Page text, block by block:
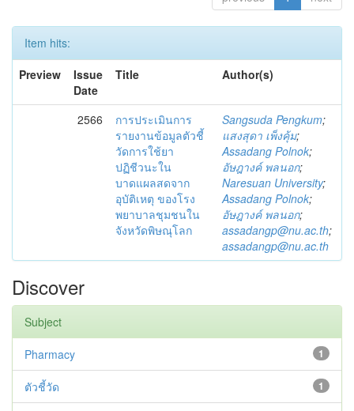
Item hits:
Preview
Issue
Date
Title Author(s)
2566
การประเมินการ
รายงานข้อมูลตัวชี้
วัดการใช้ยา
ปฏิชีวนะใน
บาดแผลสดจาก
อุบัติเหตุ ของโรง
พยาบาลชุมชนใน
จังหวัดพิษณุโลก
Sangsuda Pengkum;
แสงสุดา เพ็งคุ้ม;
Assadang Polnok;
อัษฎางค์ พลนอก;
Naresuan University;
Assadang Polnok;
อัษฎางค์ พลนอก;
assadangp@nu.ac.th;
assadangp@nu.ac.th
Discover
Subject
1
Pharmacy
1
ตัวชี้วัด